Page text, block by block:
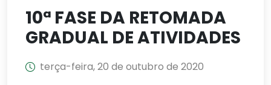
10ª FASE DA RETOMADA
GRADUAL DE ATIVIDADES
terça-feira, 20 de outubro de 2020